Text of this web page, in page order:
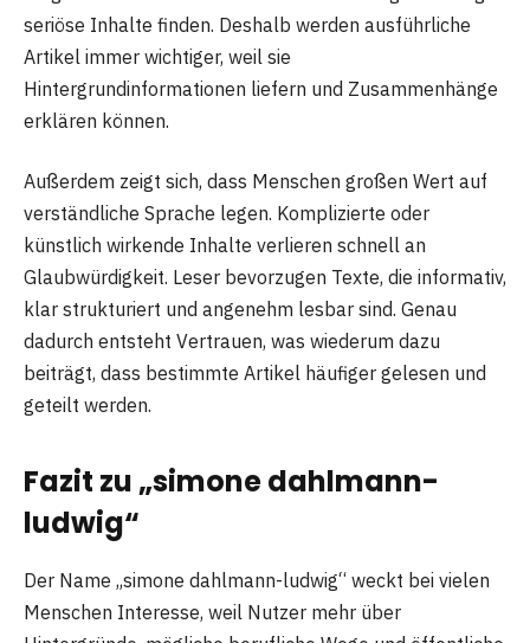
seriöse Inhalte finden. Deshalb werden ausführliche
Artikel immer wichtiger, weil sie
Hintergrundinformationen liefern und Zusammenhänge
erklären können.
Außerdem zeigt sich, dass Menschen großen Wert auf
verständliche Sprache legen. Komplizierte oder
künstlich wirkende Inhalte verlieren schnell an
Glaubwürdigkeit. Leser bevorzugen Texte, die informativ,
klar strukturiert und angenehm lesbar sind. Genau
dadurch entsteht Vertrauen, was wiederum dazu
beiträgt, dass bestimmte Artikel häufiger gelesen und
geteilt werden.
Fazit zu „simone dahlmann-
ludwig“
Der Name „simone dahlmann-ludwig“ weckt bei vielen
Menschen Interesse, weil Nutzer mehr über